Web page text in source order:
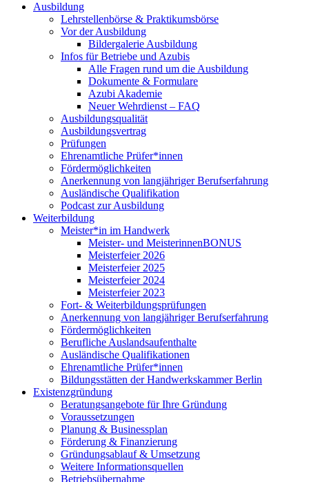
Ausbildung
Lehrstellenbörse & Praktikumsbörse
Vor der Ausbildung
Bildergalerie Ausbildung
Infos für Betriebe und Azubis
Alle Fragen rund um die Ausbildung
Dokumente & Formulare
Azubi Akademie
Neuer Wehrdienst – FAQ
Ausbildungsqualität
Ausbildungsvertrag
Prüfungen
Ehrenamtliche Prüfer*innen
Fördermöglichkeiten
Anerkennung von langjähriger Berufserfahrung
Ausländische Qualifikation
Podcast zur Ausbildung
Weiterbildung
Meister*in im Handwerk
Meister- und MeisterinnenBONUS
Meisterfeier 2026
Meisterfeier 2025
Meisterfeier 2024
Meisterfeier 2023
Fort- & Weiterbildungsprüfungen
Anerkennung von langjähriger Berufserfahrung
Fördermöglichkeiten
Berufliche Auslandsaufenthalte
Ausländische Qualifikationen
Ehrenamtliche Prüfer*innen
Bildungsstätten der Handwerkskammer Berlin
Existenzgründung
Beratungsangebote für Ihre Gründung
Voraussetzungen
Planung & Businessplan
Förderung & Finanzierung
Gründungsablauf & Umsetzung
Weitere Informationsquellen
Betriebsübernahme